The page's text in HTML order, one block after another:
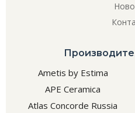
Ametis by Estima
APE Ceramica
Atlas Concorde Russia